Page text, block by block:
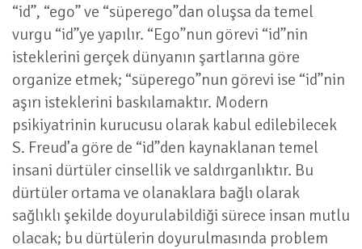
“id”, “ego” ve “süperego”dan oluşsa da temel
vurgu “id”ye yapılır. “Ego”nun görevi “id”nin
isteklerini gerçek dünyanın şartlarına göre
organize etmek; “süperego”nun görevi ise “id”nin
aşırı isteklerini baskılamaktır. Modern
psikiyatrinin kurucusu olarak kabul edilebilecek
S. Freud’a göre de “id”den kaynaklanan temel
insani dürtüler cinsellik ve saldırganlıktır. Bu
dürtüler ortama ve olanaklara bağlı olarak
sağlıklı şekilde doyurulabildiği sürece insan mutlu
olacak; bu dürtülerin doyurulmasında problem